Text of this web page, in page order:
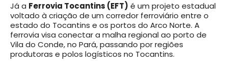
Já a Ferrovia Tocantins (EFT) é um projeto estadual
voltado à criação de um corredor ferroviário entre o
estado do Tocantins e os portos do Arco Norte. A
ferrovia visa conectar a malha regional ao porto de
Vila do Conde, no Pará, passando por regiões
produtoras e polos logísticos no Tocantins.